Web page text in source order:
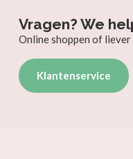
Vragen? We
Online shoppen of
Klantenservice